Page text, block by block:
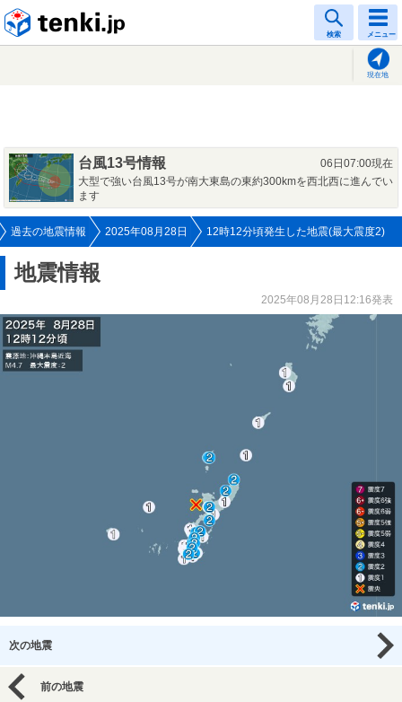
検索 メニュー
現在地
台風13号情報
06日07:00現在
大型で強い台風13号が南大東島の東約300kmを西北西に進んでい
ます
過去の地震情報 2025年08月28日 12時12分頃発生した地震(最大震度2)
地震情報
2025年08月28日12:16発表
次の地震
前の地震